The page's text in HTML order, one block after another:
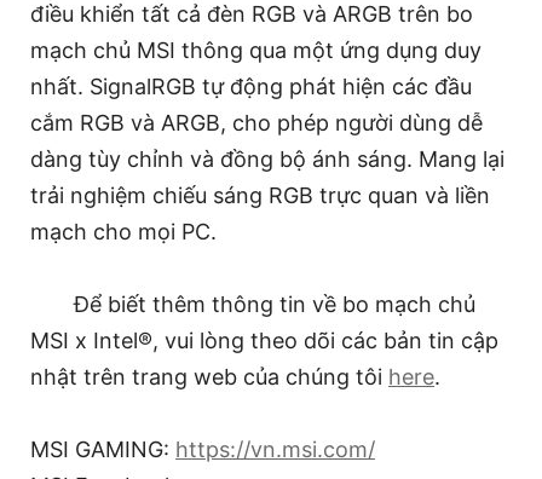
điều khiển tất cả đèn RGB và ARGB trên bo
mạch chủ MSI thông qua một ứng dụng duy
nhất. SignalRGB tự động phát hiện các đầu
cắm RGB và ARGB, cho phép người dùng dễ
dàng tùy chỉnh và đồng bộ ánh sáng. Mang lại
trải nghiệm chiếu sáng RGB trực quan và liền
mạch cho mọi PC.
Để biết thêm thông tin về bo mạch chủ
MSI x Intel®, vui lòng theo dõi các bản tin cập
nhật trên trang web của chúng tôi here.
MSI GAMING: https://vn.msi.com/